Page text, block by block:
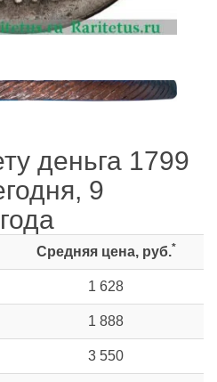
деньга 1799
9
Средняя цена, руб.*
1 628
1 888
3 550